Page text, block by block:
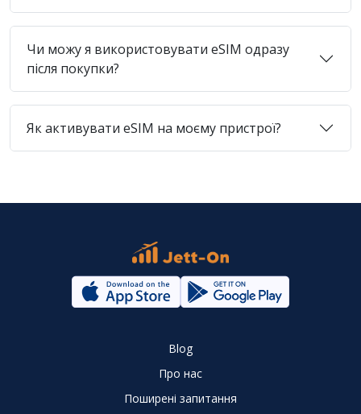
Чи можу я використовувати eSIM одразу
після покупки?
Як активувати eSIM на моєму пристрої?
Blog
Про нас
Поширені запитання